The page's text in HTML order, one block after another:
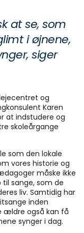
at se, som
i øjnene,
siger
og
Karen
at indstudere og
skoleårgange
som den lokale
vores historie og
måske ikke
til sange, som de
liv. Samtidig har
inden
ældre også kan få
synger i dag.